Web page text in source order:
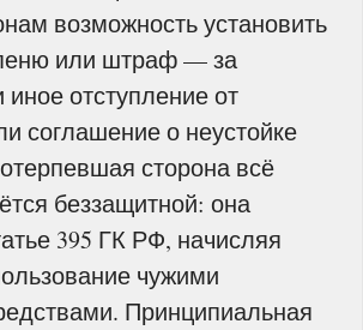
возможность установить
или штраф — за
иное отступление от
соглашение о неустойке
сторона всё
беззащитной: она
395 ГК РФ, начисляя
чужими
Принципиальная